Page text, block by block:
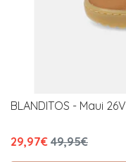
BLANDITOS - Maui 26V
29,97€ 49,95€